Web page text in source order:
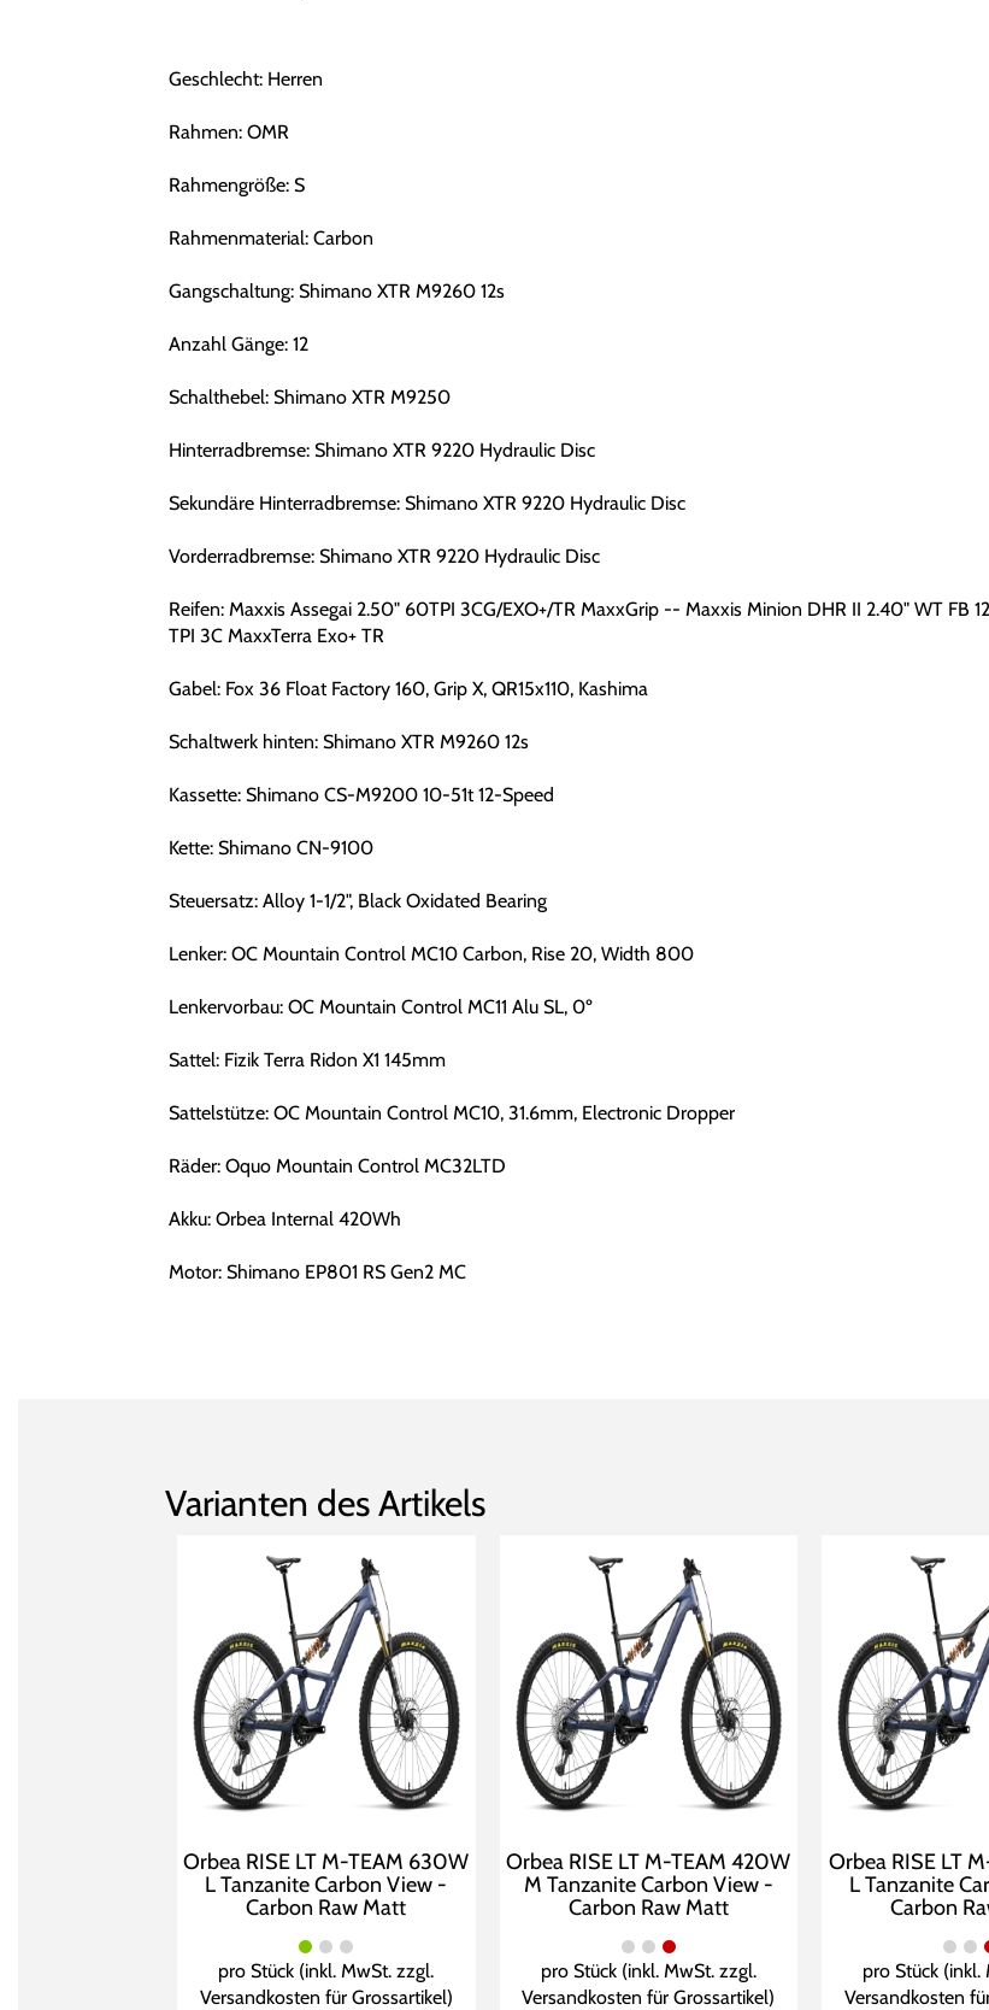
Geschlecht: Herren
Rahmen: OMR
Rahmengröße: S
Rahmenmaterial: Carbon
Gangschaltung: Shimano XTR M9260 12s
Anzahl Gänge: 12
Schalthebel: Shimano XTR M9250
Hinterradbremse: Shimano XTR 9220 Hydraulic Disc
Sekundäre Hinterradbremse: Shimano XTR 9220 Hydraulic Disc
Vorderradbremse: Shimano XTR 9220 Hydraulic Disc
Reifen: Maxxis Assegai 2.50" 60TPI 3CG/EXO+/TR MaxxGrip -- Maxxis Minion DHR II 2.40" WT FB
TPI 3C MaxxTerra Exo+ TR
Gabel: Fox 36 Float Factory 160, Grip X, QR15x110, Kashima
Schaltwerk hinten: Shimano XTR M9260 12s
Kassette: Shimano CS-M9200 10-51t 12-Speed
Kette: Shimano CN-9100
Steuersatz: Alloy 1-1/2", Black Oxidated Bearing
Lenker: OC Mountain Control MC10 Carbon, Rise 20, Width 800
Lenkervorbau: OC Mountain Control MC11 Alu SL, 0º
Sattel: Fizik Terra Ridon X1 145mm
Sattelstütze: OC Mountain Control MC10, 31.6mm, Electronic Dropper
Räder: Oquo Mountain Control MC32LTD
Akku: Orbea Internal 420Wh
Motor: Shimano EP801 RS Gen2 MC
Varianten des Artikels
Orbea RISE LT M-TEAM 630W
L Tanzanite Carbon View -
Carbon Raw Matt
pro Stück (inkl. MwSt. zzgl.
Versandkosten für Grossartikel)
Orbea RISE LT M-TEAM 420W
M Tanzanite Carbon View -
Carbon Raw Matt
pro Stück (inkl. MwSt. zzgl.
Versandkosten für Grossartikel)
Orbea RISE LT
L Tanzanite
Carbon
pro Stück (inkl.
Versandkosten